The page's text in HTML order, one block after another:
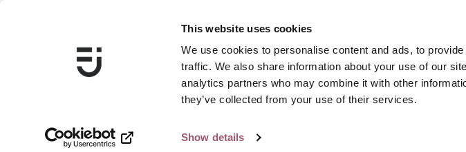
This website uses cookies
We use cookies to personalise content and ads, to
traffic. We also share information about your use of our
analytics partners who may combine it with other
they’ve collected from your use of their services.
Show details